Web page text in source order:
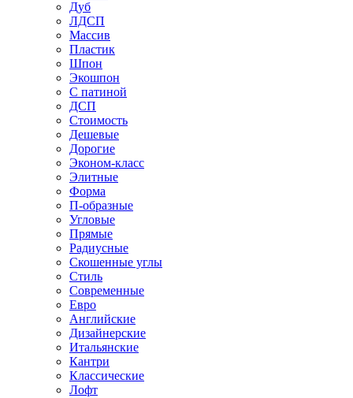
Дуб
ЛДСП
Массив
Пластик
Шпон
Экошпон
С патиной
ДСП
Стоимость
Дешевые
Дорогие
Эконом-класс
Элитные
Форма
П-образные
Угловые
Прямые
Радиусные
Скошенные углы
Стиль
Современные
Евро
Английские
Дизайнерские
Итальянские
Кантри
Классические
Лофт